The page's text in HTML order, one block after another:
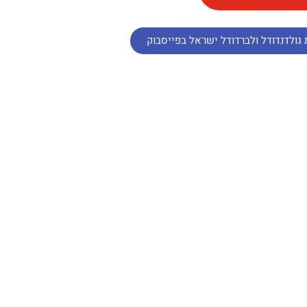
ולברדודל ישראל בפייסבוק